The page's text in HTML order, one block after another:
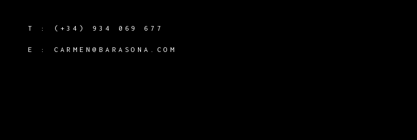
T : (+34) 934 069 677
E : CARMEN@BARASONA.COM